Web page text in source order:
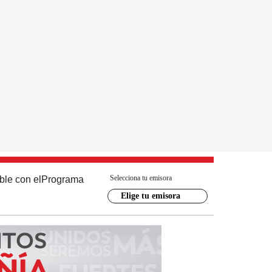
con el Programa Selecciona tu emisora
Elige tu emisora